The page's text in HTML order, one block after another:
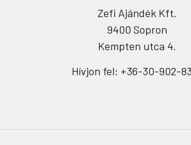
Zefi Ajándék Kft.
9400 Sopron
Kempten utca 4.
Hívjon fel: +36-30-902-